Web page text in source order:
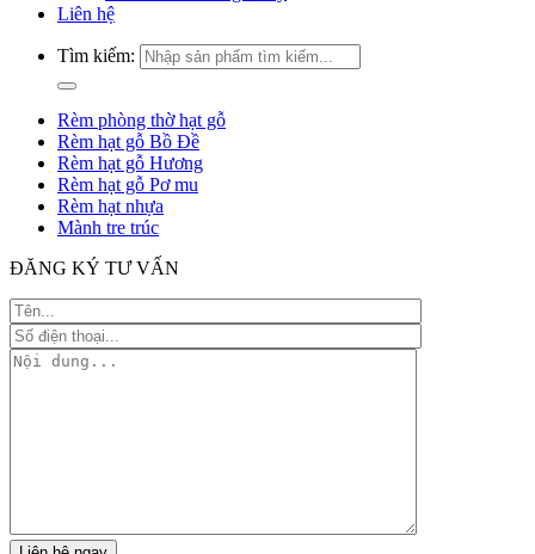
Liên hệ
Tìm kiếm:
Rèm phòng thờ hạt gỗ
Rèm hạt gỗ Bồ Đề
Rèm hạt gỗ Hương
Rèm hạt gỗ Pơ mu
Rèm hạt nhựa
Mành tre trúc
ĐĂNG KÝ TƯ VẤN